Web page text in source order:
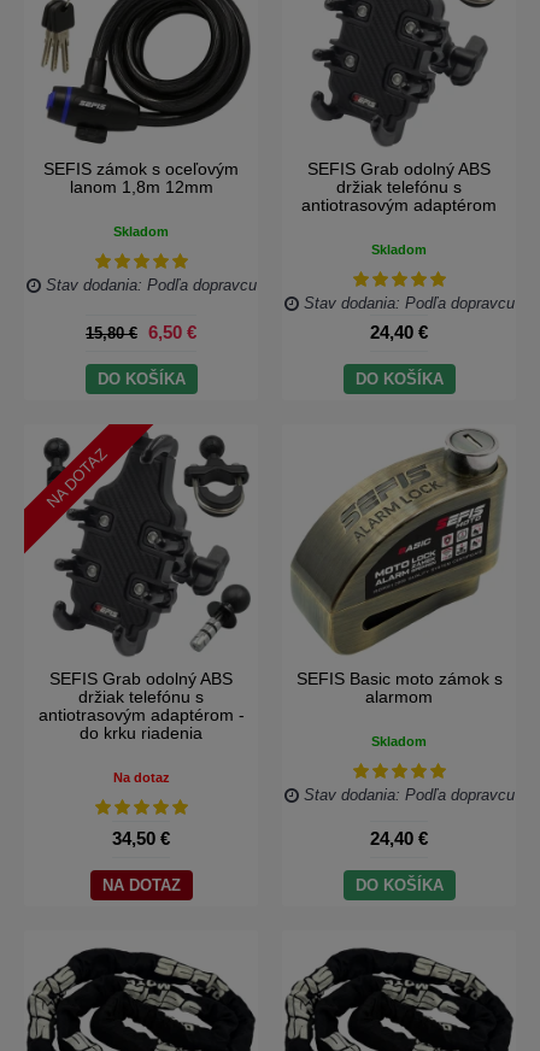
SEFIS zámok s oceľovým
lanom 1,8m 12mm
Skladom
Stav dodania: Podľa dopravcu
15,80 € 6,50 €
DO KOŠÍKA
SEFIS Grab odolný ABS
držiak telefónu s
antiotrasovým adaptérom
Skladom
Stav dodania: Podľa dopravcu
24,40 €
DO KOŠÍKA
NA DOTAZ
SEFIS Grab odolný ABS
držiak telefónu s
antiotrasovým adaptérom -
do krku riadenia
Na dotaz
34,50 €
NA DOTAZ
SEFIS Basic moto zámok s
alarmom
Skladom
Stav dodania: Podľa dopravcu
24,40 €
DO KOŠÍKA